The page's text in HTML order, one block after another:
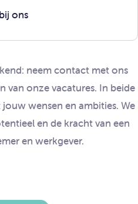
ons
neem contact met ons
van onze vacatures. In beide
wensen en ambities. We
en de kracht van een
en werkgever.